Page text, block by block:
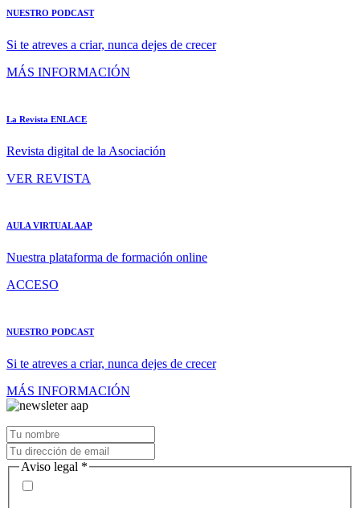
NUESTRO PODCAST
Si te atreves a criar, nunca dejes de crecer
MÁS INFORMACIÓN
La Revista ENLACE
Revista digital de la Asociación
VER REVISTA
AULA VIRTUAL AAP
Nuestra plataforma de formación online
ACCESO
NUESTRO PODCAST
Si te atreves a criar, nunca dejes de crecer
MÁS INFORMACIÓN
Aviso legal *